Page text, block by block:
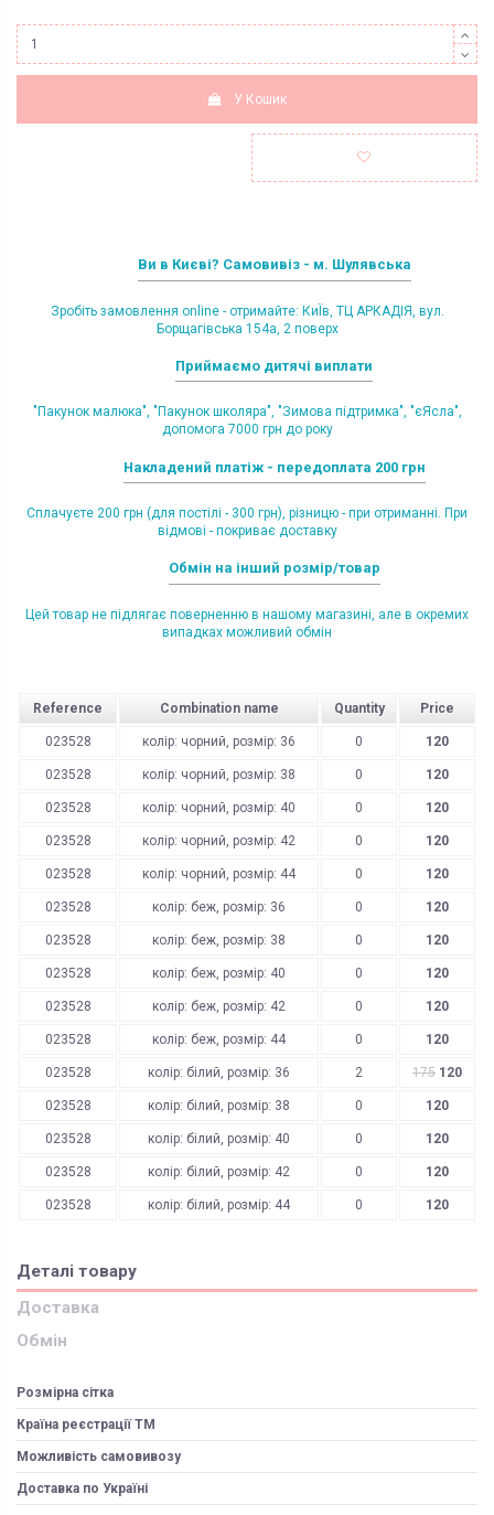
У Кошик
Ви в Києві? Самовивіз - м. Шулявська
Зробіть замовлення online - отримайте: КиЇв, ТЦ АРКАДІЯ, вул.
Борщагівська 154а, 2 поверх
Приймаємо дитячі виплати
"Пакунок малюка", "Пакунок школяра", "Зимова підтримка", "єЯсла",
допомога 7000 грн до року
Накладений платіж - передоплата 200 грн
Сплачуєте 200 грн (для постілі - 300 грн), різницю - при отриманні. При
відмові - покриває доставку
Обмін на інший розмір/товар
Цей товар не підлягає поверненню в нашому магазині, але в окремих
випадках можливий обмін
Reference Combination name Quantity Price
023528 колір: чорний, розмір: 36 0 120
023528 колір: чорний, розмір: 38 0 120
023528 колір: чорний, розмір: 40 0 120
023528 колір: чорний, розмір: 42 0 120
023528 колір: чорний, розмір: 44 0 120
023528 колір: беж, розмір: 36 0 120
023528 колір: беж, розмір: 38 0 120
023528 колір: беж, розмір: 40 0 120
023528 колір: беж, розмір: 42 0 120
023528 колір: беж, розмір: 44 0 120
023528 колір: білий, розмір: 36 2 175 120
023528 колір: білий, розмір: 38 0 120
023528 колір: білий, розмір: 40 0 120
023528 колір: білий, розмір: 42 0 120
023528 колір: білий, розмір: 44 0 120
Деталі товару
Доставка
Обмін
Розмірна сітка
Країна реєстрації ТМ
Можливість самовивозу
Доставка по Україні